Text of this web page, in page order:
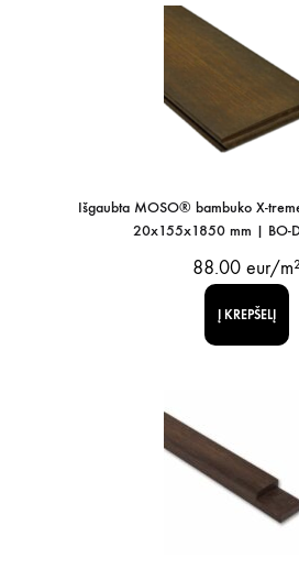
Išgaubta MOSO® bambuko X-
20x155x1850 mm | BO-
88.00 eur/m²
Į KREPŠELĮ